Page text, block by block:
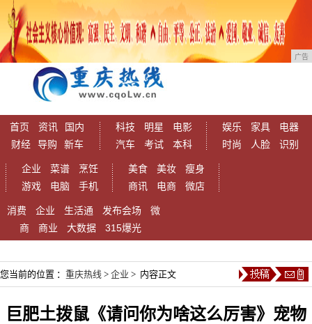
广告
首页 资讯
国内
财经
导购 新车
科技 明星
电影
汽车
考试 本科
娱乐 家具
电器
时尚
人脸 识别
企业 菜谱
烹饪
游戏
电脑 手机
美食 美妆
瘦身
商讯
电商 微店
消费 企业 生活通 发布会场
微
商
商业 大数据 315爆光
您当前的位置 ： 重庆热线 > 企业 > 内容正文
巨肥土拨鼠《请问你为啥这么厉害》宠物